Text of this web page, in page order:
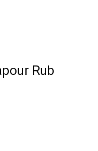
Rub